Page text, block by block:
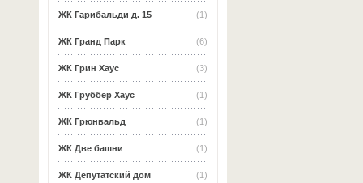
(1)
ЖК Гарибальди д. 15
(6)
ЖК Гранд Парк
(3)
ЖК Грин Хаус
(1)
ЖК Груббер Хаус
(1)
ЖК Грюнвальд
(1)
ЖК Две башни
(1)
ЖК Депутатский дом